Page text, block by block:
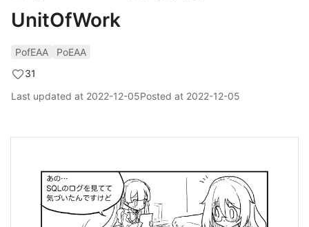
UnitOfWork
PofEAA
PoEAA
31
Last updated at 2022-12-05Posted at 2022-12-05